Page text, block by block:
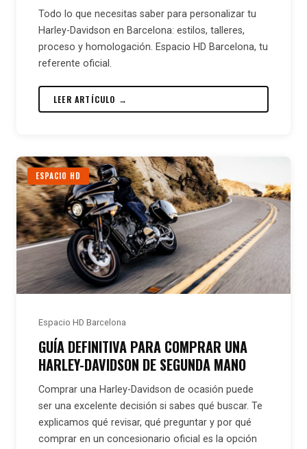
Todo lo que necesitas saber para personalizar tu
Harley-Davidson en Barcelona: estilos, talleres,
proceso y homologación. Espacio HD Barcelona, tu
referente oficial.
LEER ARTÍCULO →
ESPACIO HD
Espacio HD Barcelona
GUÍA DEFINITIVA PARA COMPRAR UNA
HARLEY-DAVIDSON DE SEGUNDA MANO
Comprar una Harley-Davidson de ocasión puede
ser una excelente decisión si sabes qué buscar. Te
explicamos qué revisar, qué preguntar y por qué
comprar en un concesionario oficial es la opción